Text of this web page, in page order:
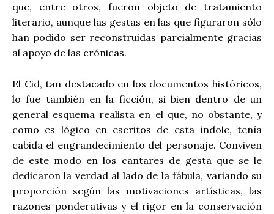
que, entre otros, fueron objeto de tratamiento
literario, aunque las gestas en las que figuraron sólo
han podido ser reconstruidas parcialmente gracias
al apoyo de las crónicas.
El Cid, tan destacado en los documentos históricos,
lo fue también en la ficción, si bien dentro de un
general esquema realista en el que, no obstante, y
como es lógico en escritos de esta índole, tenía
cabida el engrandecimiento del personaje. Conviven
de este modo en los cantares de gesta que se le
dedicaron la verdad al lado de la fábula, variando su
proporción según las motivaciones artísticas, las
razones ponderativas y el rigor en la conservación